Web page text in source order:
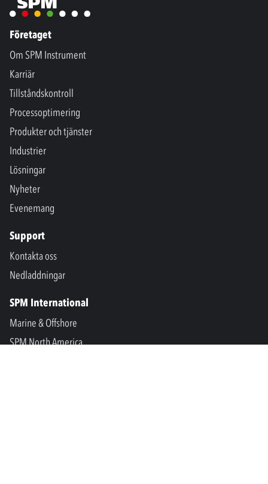
Företaget
Om SPM Instrument
Karriär
Tillståndskontroll
Processoptimering
Produkter och tjänster
Industrier
Lösningar
Nyheter
Evenemang
Support
Kontakta oss
Nedladdningar
SPM International
Marine & Offshore
SPM North America